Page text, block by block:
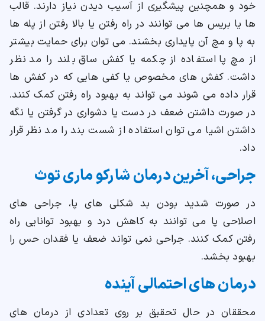
خود و همچنین پیشگیری از آسیب دیدن نیاز دارند. قالب
ها یا بریس ها می توانند در راه رفتن یا بالا رفتن از پله ها
به پا و مچ آن پایداری بخشند. می توان برای حمایت بیشتر
از مچ پا استفاده از چکمه یا کفش ساق بلند را مد نظر
داشت. کفش های مخصوص یا کفی هایی که در کفش ها
قرار داده می شوند می تواند به بهبود راه رفتن کمک کنند.
در صورت داشتن ضعف در دست یا دشواری در گرفتن یا نگه
داشتن اشیا می توان استفاده از شست بند را مد نظر قرار
داد.
جراحی، آخرین درمان شارکو ماری توث
در صورت شدید بودن بد شکلی های پا، جراحی های
اصلاحی پا می توانند به کاهش درد و بهبود توانایی راه
رفتن کمک کنند. جراحی نمی تواند ضعف یا فقدان حس را
بهبود بخشد.
درمان های احتمالی آینده
محققان در حال تحقیق بر روی تعدادی از درمان های